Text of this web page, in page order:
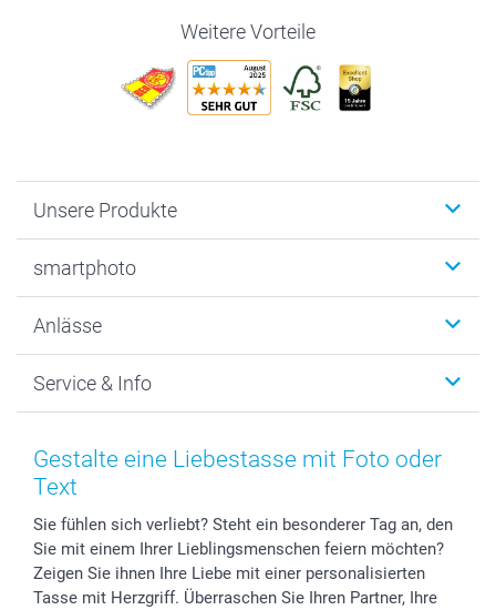
Weitere Vorteile
Unsere Produkte
Fotogeschenke
MyNameBook
Fotoabzüge, Fotos als Buch & Poster
Zubehör & Material
Foto-Kalender & Agenden
Geschenk-Gutscheine (PDF)
smartphoto
Warum smartphoto
Datenschutz
AGB
Impressum
Partnerprogramme
Investor Relations
B2B smartbusiness
Anlässe
Neujahr
Muttertag
Vatertag
Hochzeit
Geburtstag
Geburt
Service & Info
Preise und Versandkosten
Lieferfristen
Zahlungsmöglichkeiten
Anmelden /Registrieren
Sitemap
Gestalte eine Liebestasse mit Foto oder
Text
Sie fühlen sich verliebt? Steht ein besonderer Tag an, den
Sie mit einem Ihrer Lieblingsmenschen feiern möchten?
Zeigen Sie ihnen Ihre Liebe mit einer personalisierten
Tasse mit Herzgriff. Überraschen Sie Ihren Partner, Ihre